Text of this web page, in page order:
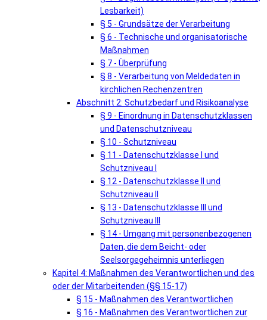
Lesbarkeit)
§ 5 - Grundsätze der Verarbeitung
§ 6 - Technische und organisatorische
Maßnahmen
§ 7 - Überprüfung
§ 8 - Verarbeitung von Meldedaten in
kirchlichen Rechenzentren
Abschnitt 2: Schutzbedarf und Risikoanalyse
§ 9 - Einordnung in Datenschutzklassen
und Datenschutzniveau
§ 10 - Schutzniveau
§ 11 - Datenschutzklasse I und
Schutzniveau I
§ 12 - Datenschutzklasse II und
Schutzniveau II
§ 13 - Datenschutzklasse III und
Schutzniveau III
§ 14 - Umgang mit personenbezogenen
Daten, die dem Beicht- oder
Seelsorgegeheimnis unterliegen
Kapitel 4: Maßnahmen des Verantwortlichen und des
oder der Mitarbeitenden (§§ 15-17)
§ 15 - Maßnahmen des Verantwortlichen
§ 16 - Maßnahmen des Verantwortlichen zur